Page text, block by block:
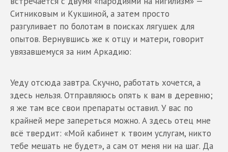
Ситниковым и Кукшиной, а затем просто
разгуливает по болотам в поисках лягушек для
опытов. Вернувшись же к отцу и матери, говорит
увязавшемуся за ним Аркадию:
Уеду отсюда завтра. Скучно, работать хочется, а
здесь нельзя. Отправляюсь опять к вам в деревню;
я же там все свои препараты оставил. У вас по
крайней мере запереться можно. А здесь отец мне
всё твердит: «Мой кабинет к твоим услугам, никто
тебе мешать не будет», а сам от меня ни на шаг. Да